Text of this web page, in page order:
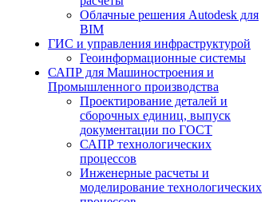
Облачные решения Autodesk для
BIM
ГИС и управления инфраструктурой
Геоинформационные системы
САПР для Машиностроения и
Промышленного производства
Проектирование деталей и
сборочных единиц, выпуск
документации по ГОСТ
САПР технологических
процессов
Инженерные расчеты и
моделирование технологических